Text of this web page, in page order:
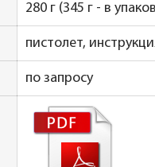
280 г (345 г - в
пистолет,
по запросу